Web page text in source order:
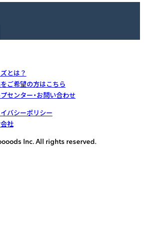
とは？
ご希望の方はこちら
センター・お問い合わせ
バシーポリシー
社
Inc. All rights reserved.